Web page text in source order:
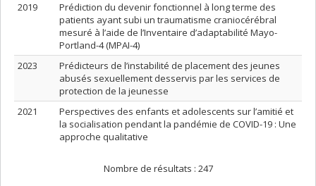
2019
Prédiction du devenir fonctionnel à long terme des
patients ayant subi un traumatisme craniocérébral
mesuré à l’aide de l’Inventaire d’adaptabilité Mayo-
Portland-4 (MPAI-4)
2023
Prédicteurs de l’instabilité de placement des jeunes
abusés sexuellement desservis par les services de
protection de la jeunesse
2021
Perspectives des enfants et adolescents sur l’amitié et
la socialisation pendant la pandémie de COVID-19 : Une
approche qualitative
Nombre de résultats : 247